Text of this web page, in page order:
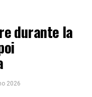
durante la
2026